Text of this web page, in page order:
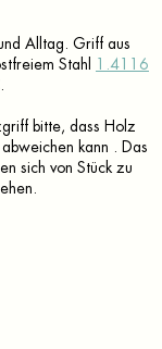
Alltag. Griff aus
Stahl
1.4116
bitte, dass Holz
kann . Das
sich von Stück zu